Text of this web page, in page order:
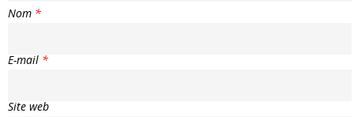
Nom *
E-mail *
Site web